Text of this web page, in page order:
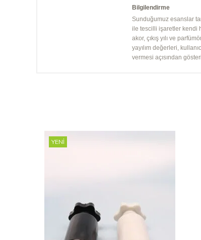
Bilgilendirme
Sunduğumuz esanslar
ile tescilli işaretler kendi
akor, çıkış yılı ve
yayılım değerleri,
vermesi açısından
YENI